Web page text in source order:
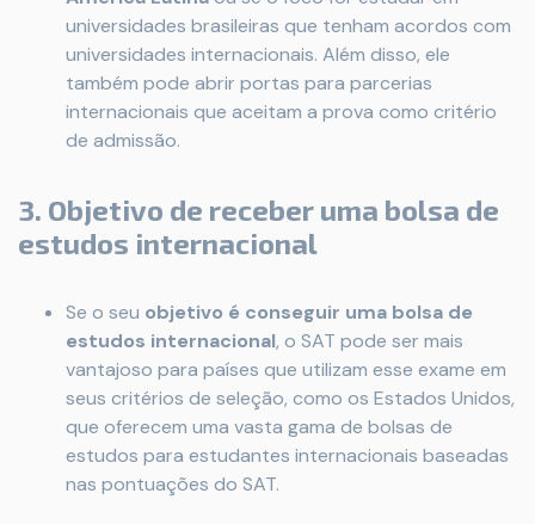
universidades brasileiras que tenham acordos com
universidades internacionais. Além disso, ele
também pode abrir portas para parcerias
internacionais que aceitam a prova como critério
de admissão.
3. Objetivo de receber uma bolsa de
estudos internacional
Se o seu objetivo é conseguir uma bolsa de
estudos internacional, o SAT pode ser mais
vantajoso para países que utilizam esse exame em
seus critérios de seleção, como os Estados Unidos,
que oferecem uma vasta gama de bolsas de
estudos para estudantes internacionais baseadas
nas pontuações do SAT.